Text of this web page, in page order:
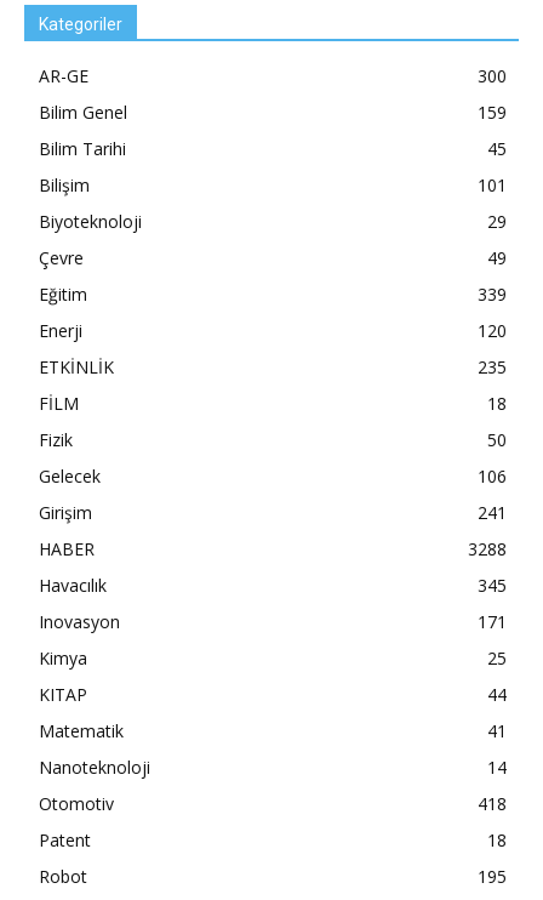
Kategoriler
AR-GE
300
Bilim Genel
159
Bilim Tarihi
45
Bilişim
101
Biyoteknoloji
29
Çevre
49
Eğitim
339
Enerji
120
ETKİNLİK
235
FİLM
18
Fizik
50
Gelecek
106
Girişim
241
HABER
3288
Havacılık
345
Inovasyon
171
Kimya
25
KITAP
44
Matematik
41
Nanoteknoloji
14
Otomotiv
418
Patent
18
Robot
195